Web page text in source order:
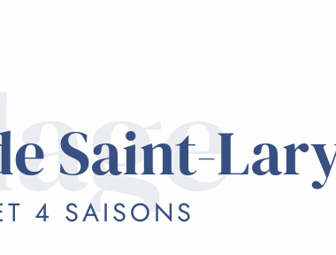
Saint-
4 SAISONS